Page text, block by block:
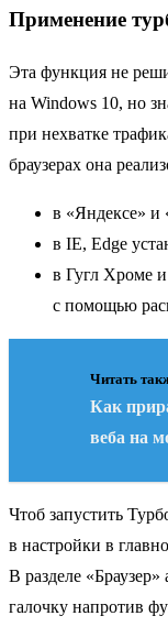
Применение
Эта функция не
на Windows 10, но
при нехватке
браузерах она
в «Яндексе» и
в IE, Edge
в Гугл Хроме
с помощью
Читать
Как
веба на
Чтоб запустить
в настройки в
В разделе
галочку напротив